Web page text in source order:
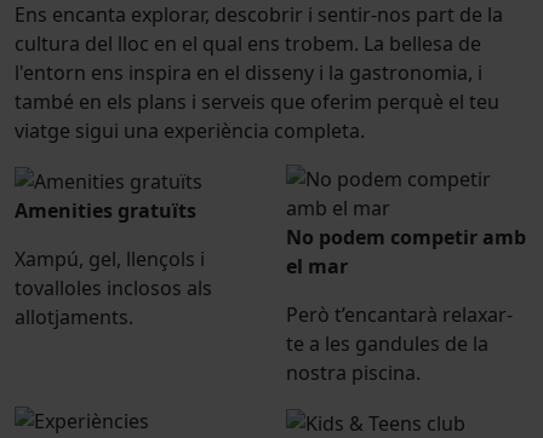
Ens encanta explorar, descobrir i sentir-nos part de la
cultura del lloc en el qual ens trobem. La bellesa de
l'entorn ens inspira en el disseny i la gastronomia, i
també en els plans i serveis que oferim perquè el teu
viatge sigui una experiència completa.
Amenities gratuïts
Xampú, gel, llençols i
tovalloles inclosos als
allotjaments.
No podem competir amb
el mar
Però t’encantarà relaxar-
te a les gandules de la
nostra piscina.